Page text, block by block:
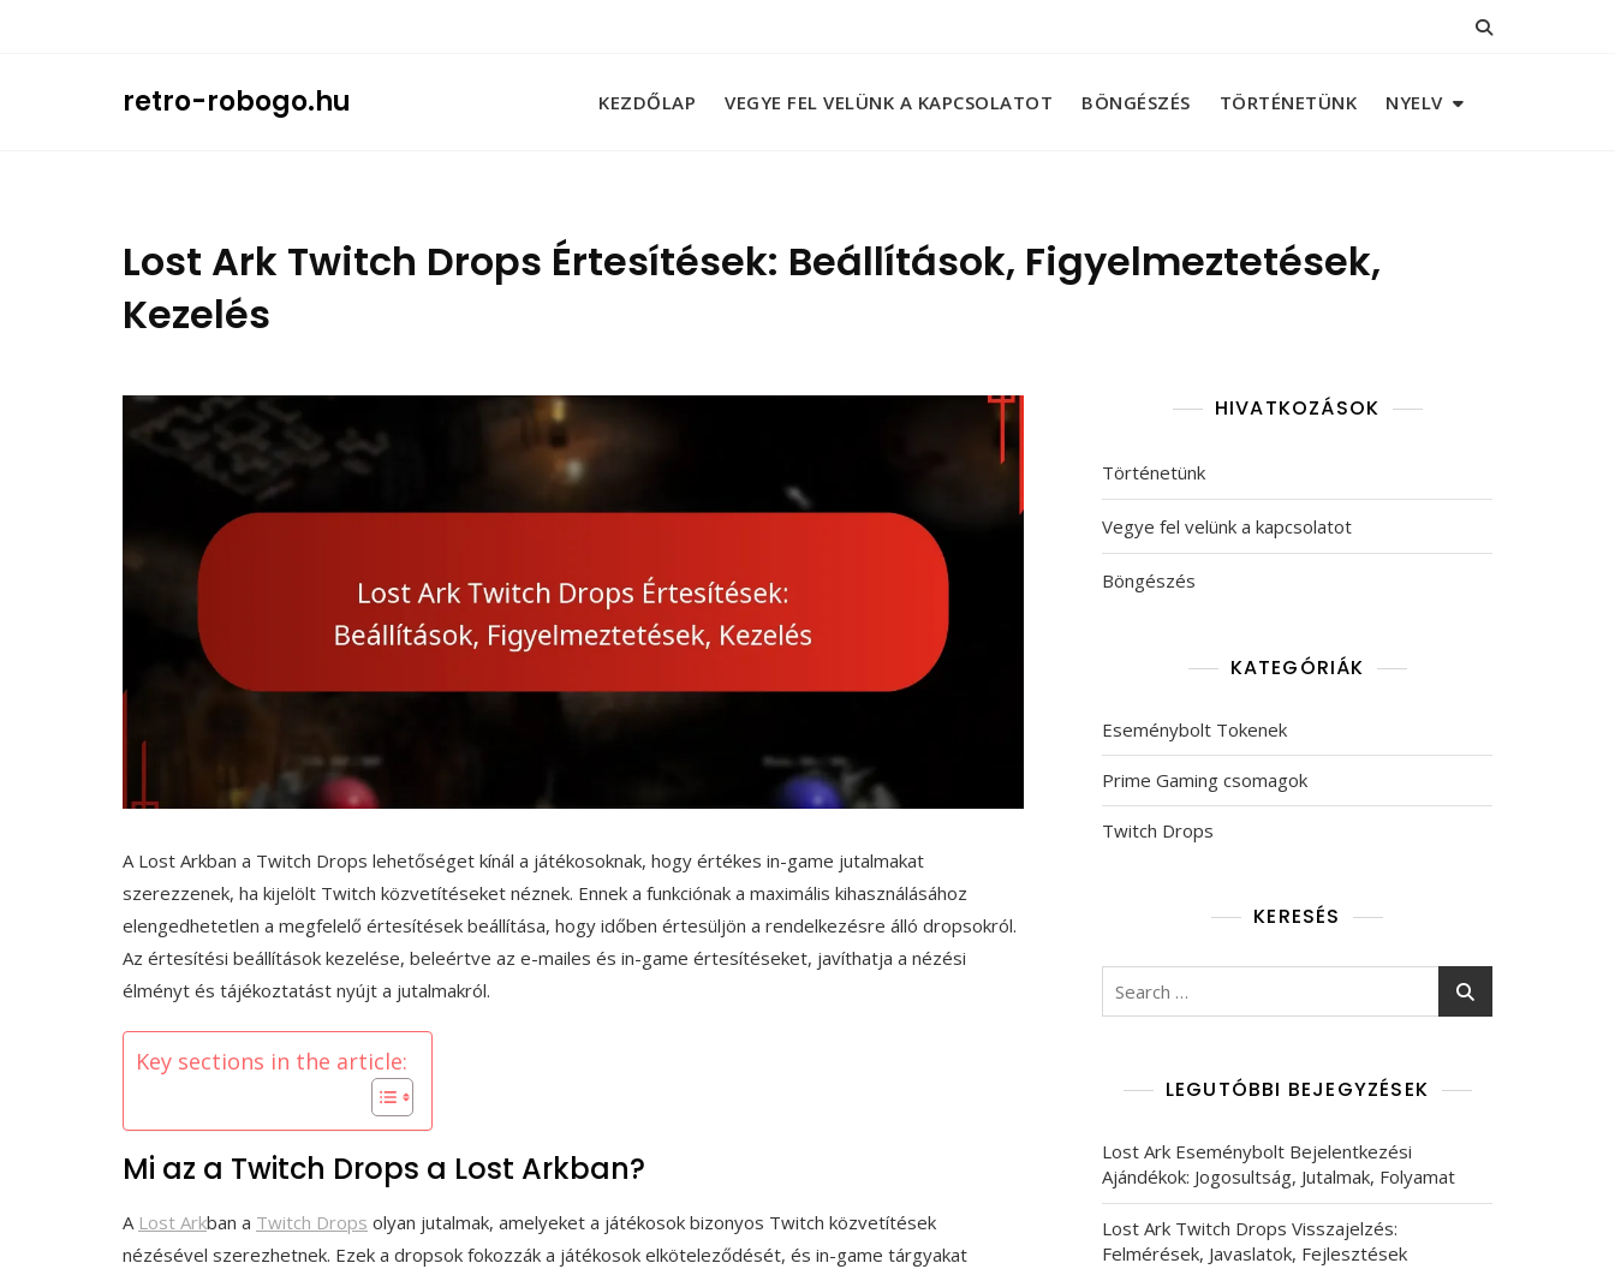
retro-robogo.hu KEZDŐLAP VEGYE FEL VELÜNK A KAPCSOLATOT BÖNGÉSZÉS TÖRTÉNETÜNK NYELV
Lost Ark Twitch Drops Értesítések: Beállítások, Figyelmeztetések,
Kezelés
A Lost Arkban a Twitch Drops lehetőséget kínál a játékosoknak, hogy értékes in-game jutalmakat
szerezzenek, ha kijelölt Twitch közvetítéseket néznek. Ennek a funkciónak a maximális kihasználásához
elengedhetetlen a megfelelő értesítések beállítása, hogy időben értesüljön a rendelkezésre álló dropsokról.
Az értesítési beállítások kezelése, beleértve az e-mailes és in-game értesítéseket, javíthatja a nézési
élményt és tájékoztatást nyújt a jutalmakról.
Key sections in the article:
Mi az a Twitch Drops a Lost Arkban?
A Lost Arkban a Twitch Drops olyan jutalmak, amelyeket a játékosok bizonyos Twitch közvetítések
nézésével szerezhetnek. Ezek a dropsok fokozzák a játékosok elköteleződését, és in-game tárgyakat
HIVATKOZÁSOK
Történetünk
Vegye fel velünk a kapcsolatot
Böngészés
KATEGÓRIÁK
Eseménybolt Tokenek
Prime Gaming csomagok
Twitch Drops
KERESÉS
Search
LEGUTÓBBI BEJEGYZÉSEK
Lost Ark Eseménybolt Bejelentkezési
Ajándékok: Jogosultság, Jutalmak, Folyamat
Lost Ark Twitch Drops Visszajelzés:
Felmérések, Javaslatok, Fejlesztések